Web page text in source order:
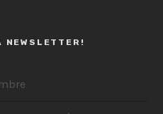
NEWSLETTER!